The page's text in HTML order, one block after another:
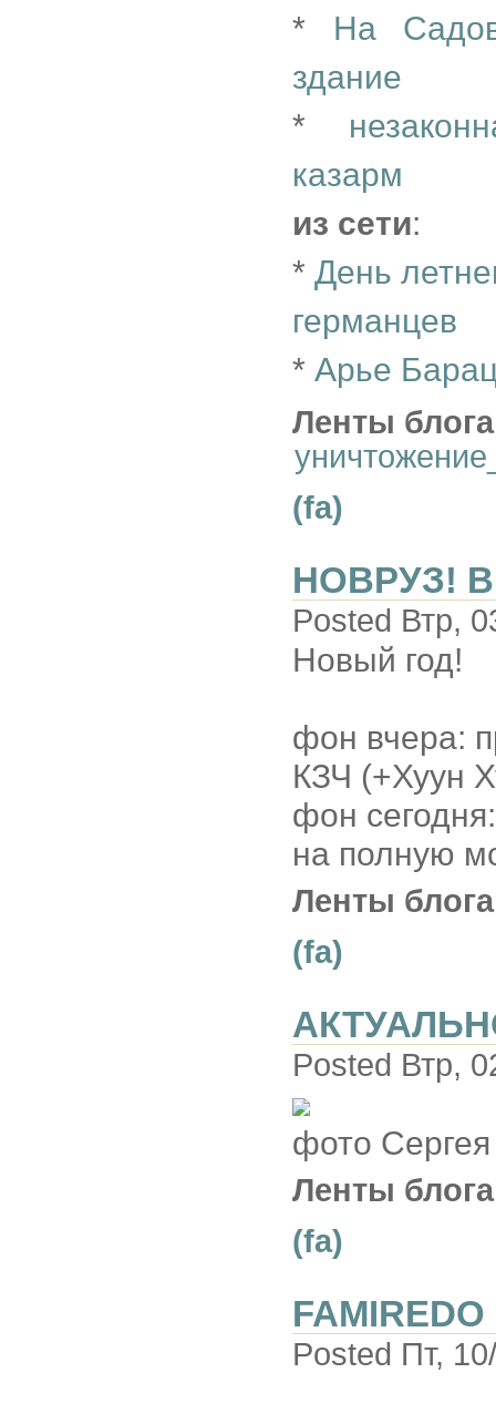
* На
здание
*
казарм
из сети:
* День
германцев
* Арье
Ленты
(fa)
НОВРУЗ!
Posted Втр,
Новый год!
фон вчера:
КЗЧ (+Хуун
фон
на полную
Ленты
(fa)
Posted Втр,
фото
Ленты
(fa)
FAMIREDO
Posted Пт,